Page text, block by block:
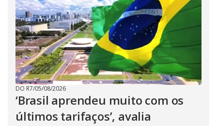
DO R7/05/08/2026
‘Brasil aprendeu muito com os
últimos tarifaços’, avalia